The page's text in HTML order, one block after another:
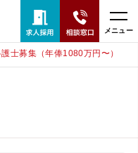
メニュー
士募集（年俸1080万円〜）
対応